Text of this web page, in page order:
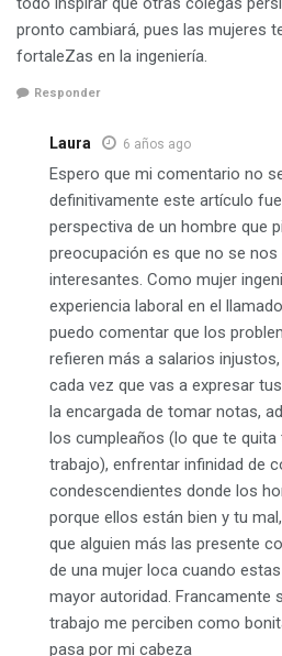
pronto cambiará, pues las mujeres
fortaleZas en la ingeniería.
Responder
Laura 6 años ago
Espero que mi comentario no
definitivamente este artículo
perspectiva de un hombre que
preocupación es que no se
interesantes. Como mujer
experiencia laboral en el
puedo comentar que los
refieren más a salarios
cada vez que vas a expresar
la encargada de tomar notas,
los cumpleaños (lo que te
trabajo), enfrentar infinidad de
condescendientes donde los
porque ellos están bien y tu
que alguien más las presente
de una mujer loca cuando
mayor autoridad. Francamente
trabajo me perciben como
pasa por mi cabeza